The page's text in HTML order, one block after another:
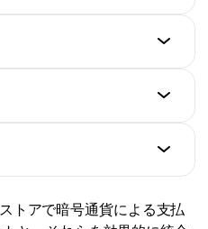
トアで暗号通貨による支払